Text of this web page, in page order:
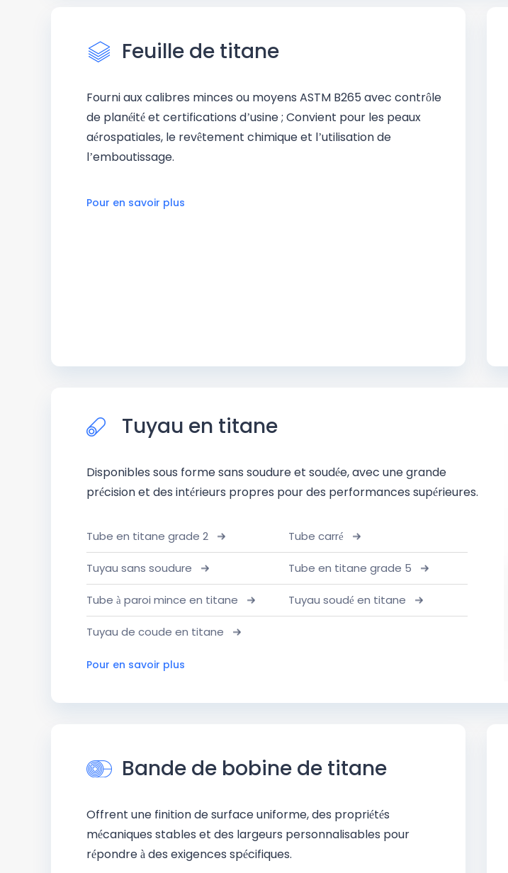
Feuille de titane
Fourni aux calibres minces ou moyens ASTM B265 avec contrôle
de planéité et certifications d’usine ; Convient pour les peaux
aérospatiales, le revêtement chimique et l’utilisation de
l’emboutissage.
Pour en savoir plus
Tuyau en titane
Disponibles sous forme sans soudure et soudée, avec une grande
précision et des intérieurs propres pour des performances supérieures.
Tube en titane grade 2 Tube carré
Tuyau sans soudure Tube en titane grade 5
Tube à paroi mince en titane Tuyau soudé en titane
Tuyau de coude en titane
Pour en savoir plus
Bande de bobine de titane
Offrent une finition de surface uniforme, des propriétés
mécaniques stables et des largeurs personnalisables pour
répondre à des exigences spécifiques.